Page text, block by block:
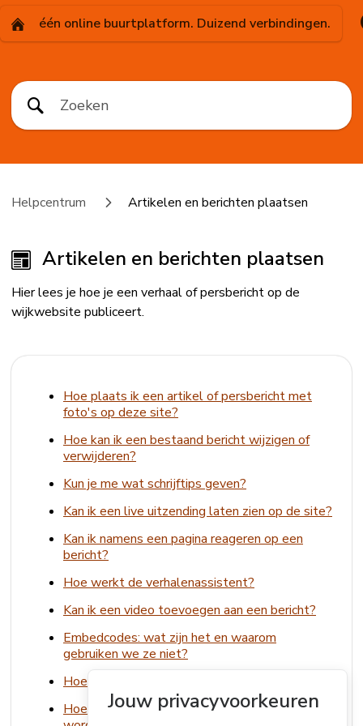
Jouw privacyvoorkeuren
één online buurtplatform. Duizend verbindingen.
Helpcentrum Artikelen en berichten plaatsen
Artikelen en berichten plaatsen
Hier lees je hoe je een verhaal of persbericht op de
wijkwebsite publiceert.
Hoe plaats ik een artikel of persbericht met
foto's op deze site?
Hoe kan ik een bestaand bericht wijzigen of
verwijderen?
Kun je me wat schrijftips geven?
Kan ik een live uitzending laten zien op de site?
Kan ik namens een pagina reageren op een
bericht?
Hoe werkt de verhalenassistent?
Kan ik een video toevoegen aan een bericht?
Embedcodes: wat zijn het en waarom
gebruiken we ze niet?
Hoe plaats ik foto's bij of in een bericht?
Hoe zorg ik dat mijn link in een bericht clickable